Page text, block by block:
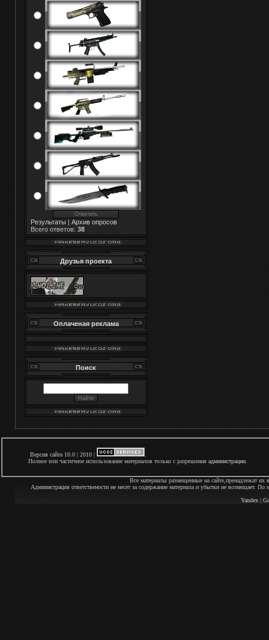
Результаты| Архив опросов
Всего ответов: 38
Друзья проекта
Оплаченая реклама
Поиск
Версия сайта 10.0 | 2010 |
Полное или частичное использование материалов только с разрешения администрации
Все материалы размещенные на сайте,пренадлежат
Администрация ответствености не несет за содержание материала и убытки не
Yandex |